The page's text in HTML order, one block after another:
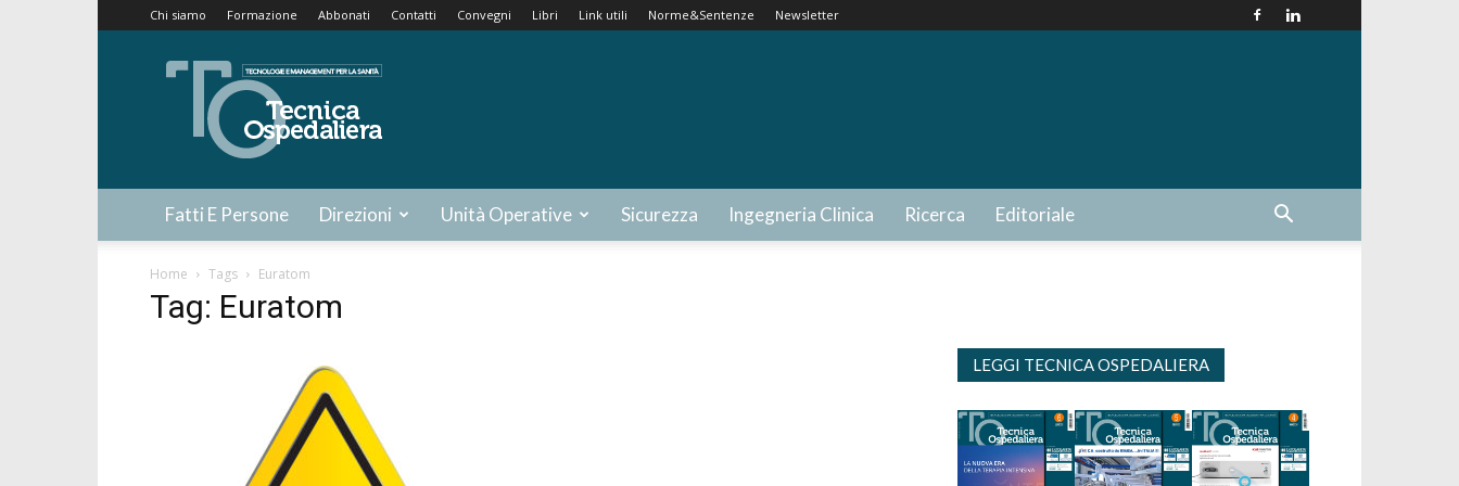
Chi siamo Formazione Abbonati Contatti Convegni Libri Link utili Norme&Sentenze Newsletter
Tecnica
Ospedaliera
Fatti E Persone Direzioni Unità Operative Sicurezza Ingegneria Clinica Ricerca Editoriale
Home Tags Euratom
Tag: Euratom
LEGGI TECNICA OSPEDALIERA